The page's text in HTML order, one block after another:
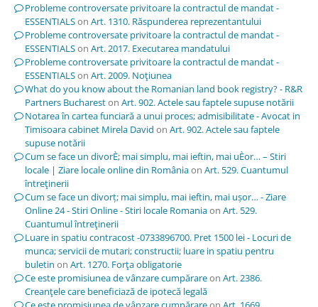
Probleme controversate privitoare la contractul de mandat -
ESSENTIALSon Art. 1310. Răspunderea reprezentantului
Probleme controversate privitoare la contractul de mandat -
ESSENTIALSon Art. 2017. Executarea mandatului
Probleme controversate privitoare la contractul de mandat -
ESSENTIALSon Art. 2009. Noţiunea
What do you know about the Romanian land book registry? - R&R
Partners Buchareston Art. 902. Actele sau faptele supuse notării
Notarea în cartea funciară a unui proces; admisibilitate - Avocat in
Timisoara cabinet Mirela David on Art. 902. Actele sau faptele
supuse notării
Cum se face un divorÈ; mai simplu, mai ieftin, mai uÈor… – Stiri
locale | Ziare locale online din Româniaon Art. 529. Cuantumul
întreţinerii
Cum se face un divorț; mai simplu, mai ieftin, mai ușor… - Ziare
Online 24 - Stiri Online - Stiri locale Romaniaon Art. 529.
Cuantumul întreţinerii
Luare in spatiu contracost -0733896700. Pret 1500 lei - Locuri de
munca; servicii de mutari; constructii; luare in spatiu pentru
buletin on Art. 1270. Forţa obligatorie
Ce este promisiunea de vânzare cumpărareon Art. 2386.
Creanţele care beneficiază de ipotecă legală